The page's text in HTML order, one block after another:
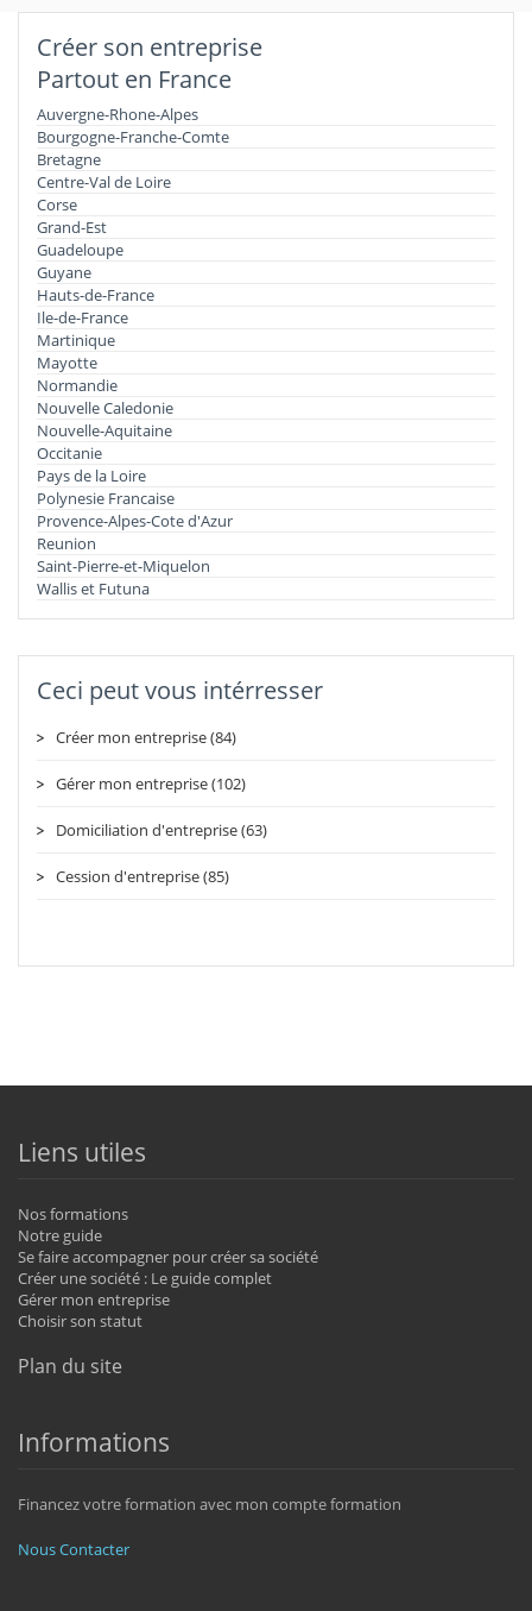
Créer son entreprise
Partout en France
Auvergne-Rhone-Alpes
Bourgogne-Franche-Comte
Bretagne
Centre-Val de Loire
Corse
Grand-Est
Guadeloupe
Guyane
Hauts-de-France
Ile-de-France
Martinique
Mayotte
Normandie
Nouvelle Caledonie
Nouvelle-Aquitaine
Occitanie
Pays de la Loire
Polynesie Francaise
Provence-Alpes-Cote d'Azur
Reunion
Saint-Pierre-et-Miquelon
Wallis et Futuna
Ceci peut vous intérresser
Créer mon entreprise (84)
Gérer mon entreprise (102)
Domiciliation d'entreprise (63)
Cession d'entreprise (85)
Liens utiles
Nos formations
Notre guide
Se faire accompagner pour créer sa société
Créer une société : Le guide complet
Gérer mon entreprise
Choisir son statut
Plan du site
Informations
Financez votre formation avec mon compte formation
Nous Contacter